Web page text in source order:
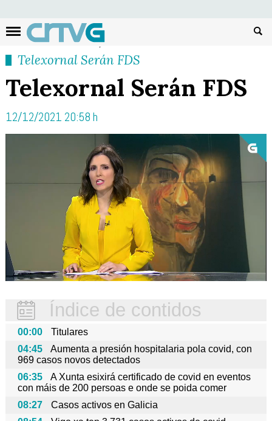
Telexornal Serán FDS
Telexornal Serán FDS
12/12/2021 20:58 h
Índice de contidos
00:00
Titulares
04:45
Aumenta a presión hospitalaria pola covid, con
969 casos novos detectados
06:35
A Xunta esixirá certificado de covid en eventos
con máis de 200 persoas e onde se poida comer
08:27
Casos activos en Galicia